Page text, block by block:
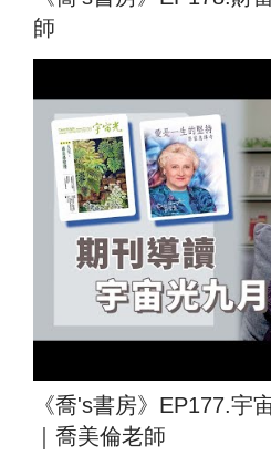
師
《喬's書房》EP177.宇
｜喬美倫老師